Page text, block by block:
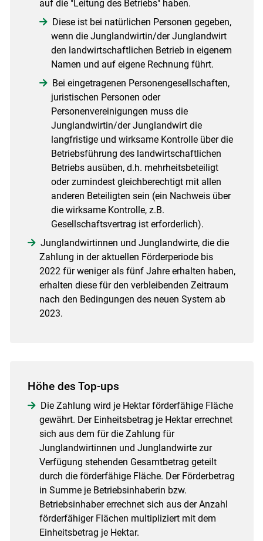
auf die "Leitung des Betriebs" haben.
Diese ist bei natürlichen Personen gegeben,
wenn die Junglandwirtin/der Junglandwirt
den landwirtschaftlichen Betrieb in eigenem
Namen und auf eigene Rechnung führt.
Bei eingetragenen Personengesellschaften,
juristischen Personen oder
Personenvereinigungen muss die
Junglandwirtin/der Junglandwirt die
langfristige und wirksame Kontrolle über die
Betriebsführung des landwirtschaftlichen
Betriebs ausüben, d.h. mehrheitsbeteiligt
oder zumindest gleichberechtigt mit allen
anderen Beteiligten sein (ein Nachweis über
die wirksame Kontrolle, z.B.
Gesellschaftsvertrag ist erforderlich).
Junglandwirtinnen und Junglandwirte, die die
Zahlung in der aktuellen Förderperiode bis
2022 für weniger als fünf Jahre erhalten haben,
erhalten diese für den verbleibenden Zeitraum
nach den Bedingungen des neuen System ab
2023.
Höhe des Top-ups
Die Zahlung wird je Hektar förderfähige Fläche
gewährt. Der Einheitsbetrag je Hektar errechnet
sich aus dem für die Zahlung für
Junglandwirtinnen und Junglandwirte zur
Verfügung stehenden Gesamtbetrag geteilt
durch die förderfähige Fläche. Der Förderbetrag
in Summe je Betriebsinhaberin bzw.
Betriebsinhaber errechnet sich aus der Anzahl
förderfähiger Flächen multipliziert mit dem
Einheitsbetrag je Hektar.